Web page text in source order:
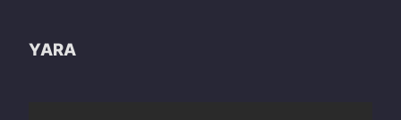
YARA